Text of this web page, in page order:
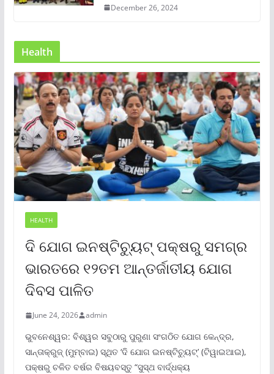
December 26, 2024
Health
HEALTH
ଦି ଯୋଗ ଇନଷ୍ଟିଚ୍ୟୁଟ୍ ପକ୍ଷରୁ ସମଗ୍ର
ଭାରତରେ ୧୨ତମ ଆନ୍ତର୍ଜାତୀୟ ଯୋଗ
ଦିବସ ପାଳିତ
June 24, 2026 admin
ଭୁବନେଶ୍ୱର: ବିଶ୍ୱର ସବୁଠାରୁ ପୁରୁଣା ସଂଗଠିତ ଯୋଗ କେନ୍ଦ୍ର,
ସାନ୍ତାକ୍ରୁଜ୍ (ମୁମ୍ବାଇ) ସ୍ଥିତ ‘ଦି ଯୋଗ ଇନଷ୍ଟିଚ୍ୟୁଟ୍‌’ (ଟିୱାଇଆଇ),
ପକ୍ଷରୁ ଚଳିତ ବର୍ଷର ବିଷୟବସ୍ତୁ “ସୁସ୍ଥ ବାର୍ଦ୍ଧକ୍ୟ